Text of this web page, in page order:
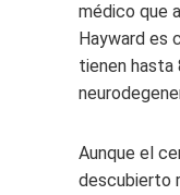
médico que
Hayward es
tienen hasta
Aunque el
descubierto